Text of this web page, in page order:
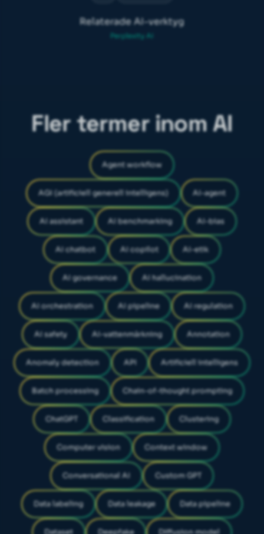
Relaterade AI-verktyg
Perplexity AI
Fler termer inom AI
Agent workflow
AGI (artificiell generell intelligens) AI-agent
AI assistant AI benchmarking AI-bias
AI chatbot AI copilot AI-etik
AI governance AI hallucination
AI orchestration AI pipeline AI regulation
AI safety AI-vattenmärkning Annotation
Anomaly detection API Artificiell intelligens
Batch processing Chain-of-thought prompting
ChatGPT Classification Clustering
Computer vision Context window
Conversational AI Custom GPT
Data labeling Data leakage Data pipeline